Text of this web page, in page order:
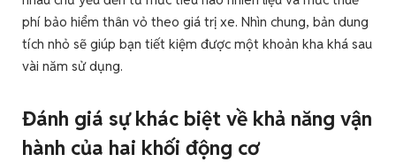
phí bảo hiểm thân vỏ theo giá trị xe. Nhìn chung, bản dung
tích nhỏ sẽ giúp bạn tiết kiệm được một khoản kha khá sau
vài năm sử dụng.
Đánh giá sự khác biệt về khả năng vận
hành của hai khối động cơ